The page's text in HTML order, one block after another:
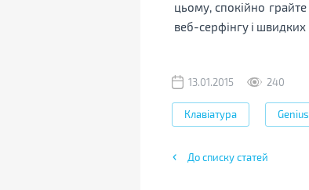
цьому, спокійно
веб-серфінгу і швидких
13.01.2015 240
Клавіатура Genius
До списку статей